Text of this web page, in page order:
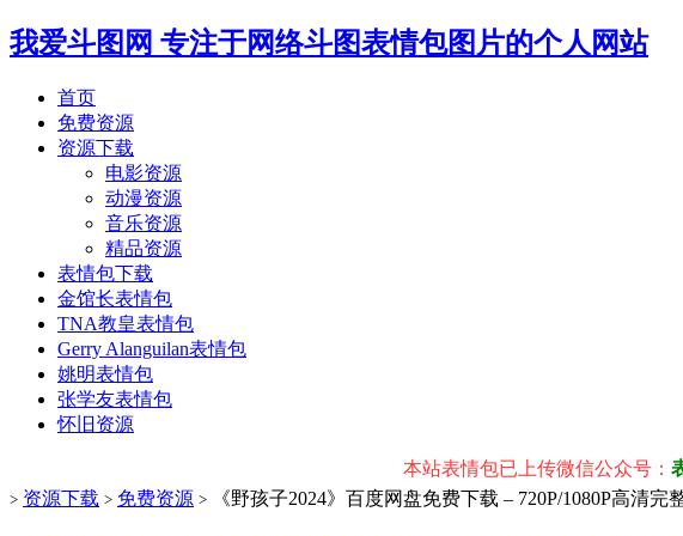
我爱斗图网 专注于网络斗图表情包图片的个人网站
首页
免费资源
资源下载
电影资源
动漫资源
音乐资源
精品资源
表情包下载
金馆长表情包
TNA教皇表情包
Gerry Alanguilan表情包
姚明表情包
张学友表情包
怀旧资源
本站表情包已上传微信公众号：表情包
> 资源下载 > 免费资源 > 《野孩子2024》百度网盘免费下载 – 720P/1080P高清完